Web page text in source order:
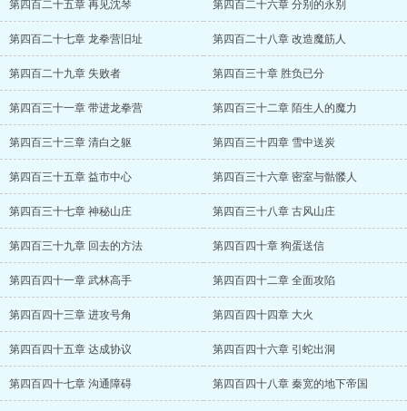
第四百二十五章 再见沈琴 第四百二十六章 分别的永别
第四百二十七章 龙拳营旧址 第四百二十八章 改造魔筋人
第四百二十九章 失败者 第四百三十章 胜负已分
第四百三十一章 带进龙拳营 第四百三十二章 陌生人的魔力
第四百三十三章 清白之躯 第四百三十四章 雪中送炭
第四百三十五章 益市中心 第四百三十六章 密室与骷髅人
第四百三十七章 神秘山庄 第四百三十八章 古风山庄
第四百三十九章 回去的方法 第四百四十章 狗蛋送信
第四百四十一章 武林高手 第四百四十二章 全面攻陷
第四百四十三章 进攻号角 第四百四十四章 大火
第四百四十五章 达成协议 第四百四十六章 引蛇出洞
第四百四十七章 沟通障碍 第四百四十八章 秦宽的地下帝国